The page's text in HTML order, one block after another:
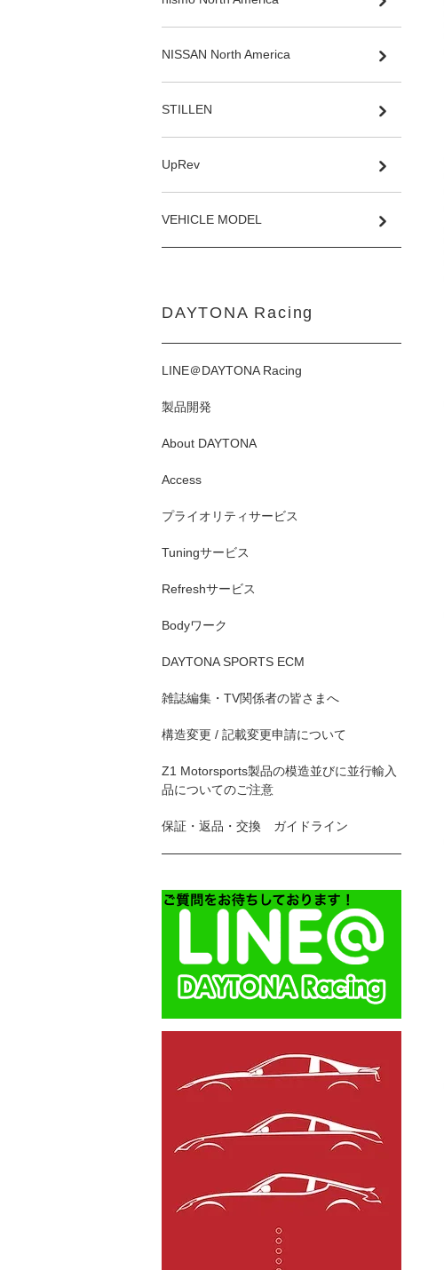
NISSAN North America
STILLEN
UpRev
VEHICLE MODEL
DAYTONA Racing
LINE＠DAYTONA Racing
製品開発
About DAYTONA
Access
プライオリティサービス
Tuningサービス
Refreshサービス
Bodyワーク
DAYTONA SPORTS ECM
雑誌編集・TV関係者の皆さまへ
構造変更 / 記載変更申請について
Z1 Motorsports製品の模造並びに並行輸入
品についてのご注意
保証・返品・交換 ガイドライン